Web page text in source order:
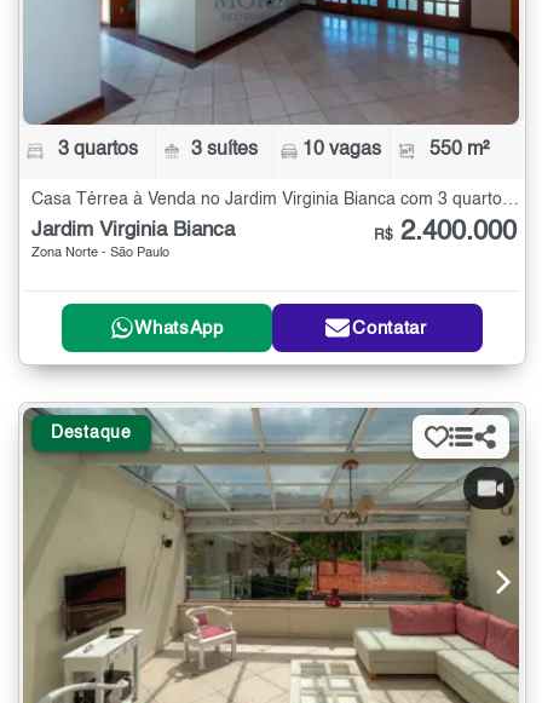
3 quartos 3 suítes 10 vagas 550 m²
Casa Térrea à Venda no Jardim Virginia Bianca com 3 quartos - 550 m²
Jardim Virginia Bianca
Zona Norte - São Paulo
R$ 2.400.000
WhatsApp Contatar
Destaque